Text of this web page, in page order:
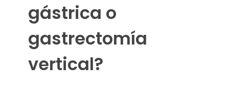
gástrica o
gastrectomía
vertical?